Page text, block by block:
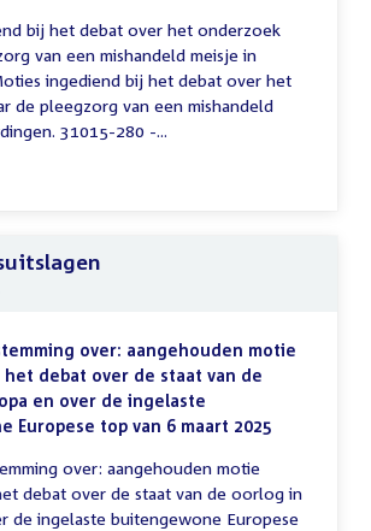
bij het debat over het onderzoek
van een mishandeld meisje in
ingediend bij het debat over het
de pleegzorg van een mishandeld
31015-280 -...
over: aangehouden motie
debat over de staat van de
en over de ingelaste
Europese top van 6 maart 2025
over: aangehouden motie
debat over de staat van de oorlog in
de ingelaste buitengewone Europese